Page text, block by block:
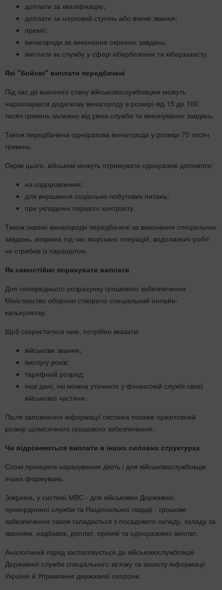
доплати за кваліфікацію;
доплати за науковий ступінь або вчене звання;
премії;
винагороди за виконання окремих завдань;
виплати за службу у сфері кібербезпеки та кіберзахисту.
Які "бойові" виплати передбачені
Під час дії воєнного стану військовослужбовцям можуть
нараховувати додаткову винагороду в розмірі від 15 до 100
тисяч гривень залежно від умов служби та виконуваних завдань.
Також передбачена одноразова винагорода у розмірі 70 тисяч
гривень.
Окрім цього, військові можуть отримувати одноразові допомоги:
на оздоровлення;
для вирішення соціально-побутових питань;
при укладенні першого контракту.
Також окремі винагороди передбачені за виконання спеціальних
завдань, зокрема під час морських операцій, водолазних робіт
чи стрибків із парашутом.
Як самостійно порахувати виплати
Для попереднього розрахунку грошового забезпечення
Міністерство оборони створило спеціальний онлайн-
калькулятор.
Щоб скористатися ним, потрібно вказати:
військове звання;
вислугу років;
тарифний розряд;
інші дані, які можна уточнити у фінансовій службі своєї
військової частини.
Після заповнення інформації система покаже орієнтовний
розмір щомісячного грошового забезпечення.
Чи відрізняються виплати в інших силових структурах
Схожі принципи нарахування діють і для військовослужбовців
інших формувань.
Зокрема, у системі МВС - для військових Державної
прикордонної служби та Національної гвардії - грошове
забезпечення також складається з посадового окладу, окладу за
званням, надбавок, доплат, премій та одноразових виплат.
Аналогічний підхід застосовується до військовослужбовців
Державної служби спеціального зв'язку та захисту інформації
України й Управління державної охорони.